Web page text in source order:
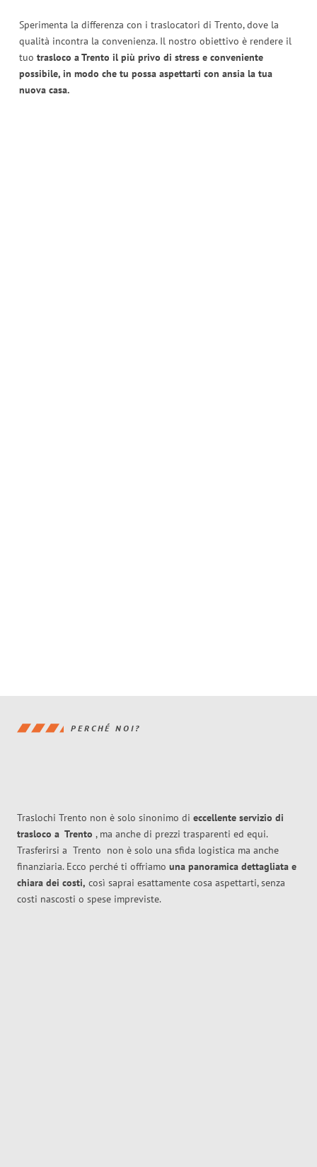
Sperimenta la differenza con i traslocatori di Trento, dove la
qualità incontra la convenienza. Il nostro obiettivo è rendere il
tuo trasloco a Trento il più privo di stress e conveniente
possibile, in modo che tu possa aspettarti con ansia la tua
nuova casa.
PERCHÉ NOI?
Traslochi Trento non è solo sinonimo di eccellente servizio di
trasloco a Trento , ma anche di prezzi trasparenti ed equi.
Trasferirsi a Trento non è solo una sfida logistica ma anche
finanziaria. Ecco perché ti offriamo una panoramica dettagliata e
chiara dei costi, così saprai esattamente cosa aspettarti, senza
costi nascosti o spese impreviste.